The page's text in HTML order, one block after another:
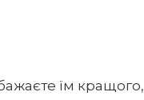
їм кращого,